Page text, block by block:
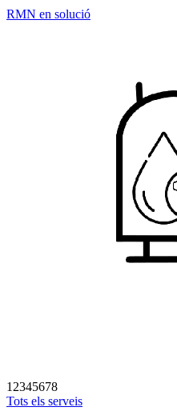
RMN en solució
1 2345678
Tots els serveis